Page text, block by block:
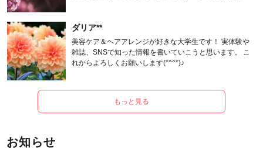
ダリア**
美容ケア＆ヘアアレンジが好きな大学生です！ 実体験や
雑誌、SNSで知った情報を書いていこうと思います。 こ
れからよろしくお願いします(*^^*)♪
もっと見る
お知らせ